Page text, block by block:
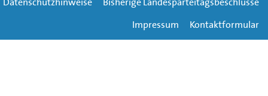
Impressum
Kontaktformular